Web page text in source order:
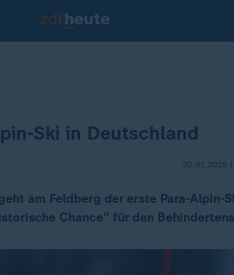
Ski in Deutschland
20.01.2025
am Feldberg der erste Para-Alpin-
Chance" für den